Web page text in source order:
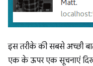
इस तरीके की सबसे अच्छी
एक के ऊपर एक सूचनाएं